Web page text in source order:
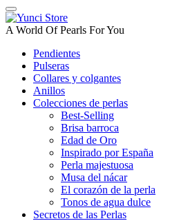
A World Of Pearls For You
Pendientes
Pulseras
Collares y colgantes
Anillos
Colecciones de perlas
Best-Selling
Brisa barroca
Edad de Oro
Inspirado por España
Perla majestuosa
Musa del nácar
El corazón de la perla
Tonos de agua dulce
Secretos de las Perlas